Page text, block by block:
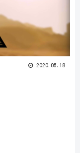
2020.05.18